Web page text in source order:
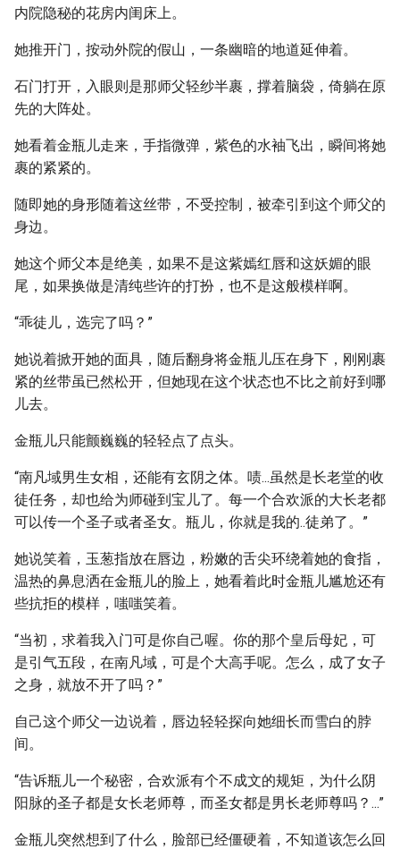
内院隐秘的花房内闺床上。
她推开门，按动外院的假山，一条幽暗的地道延伸着。
石门打开，入眼则是那师父轻纱半裹，撑着脑袋，倚躺在原
先的大阵处。
她看着金瓶儿走来，手指微弹，紫色的水袖飞出，瞬间将她
裹的紧紧的。
随即她的身形随着这丝带，不受控制，被牵引到这个师父的
身边。
她这个师父本是绝美，如果不是这紫嫣红唇和这妖媚的眼
尾，如果换做是清纯些许的打扮，也不是这般模样啊。
“乖徒儿，选完了吗？”
她说着掀开她的面具，随后翻身将金瓶儿压在身下，刚刚裹
紧的丝带虽已然松开，但她现在这个状态也不比之前好到哪
儿去。
金瓶儿只能颤巍巍的轻轻点了点头。
“南凡域男生女相，还能有玄阴之体。啧...虽然是长老堂的收
徒任务，却也给为师碰到宝儿了。每一个合欢派的大长老都
可以传一个圣子或者圣女。瓶儿，你就是我的..徒弟了。”
她说笑着，玉葱指放在唇边，粉嫩的舌尖环绕着她的食指，
温热的鼻息洒在金瓶儿的脸上，她看着此时金瓶儿尴尬还有
些抗拒的模样，嗤嗤笑着。
“当初，求着我入门可是你自己喔。你的那个皇后母妃，可
是引气五段，在南凡域，可是个大高手呢。怎么，成了女子
之身，就放不开了吗？”
自己这个师父一边说着，唇边轻轻探向她细长而雪白的脖
间。
“告诉瓶儿一个秘密，合欢派有个不成文的规矩，为什么阴
阳脉的圣子都是女长老师尊，而圣女都是男长老师尊吗？...”
金瓶儿突然想到了什么，脸部已经僵硬着，不知道该怎么回